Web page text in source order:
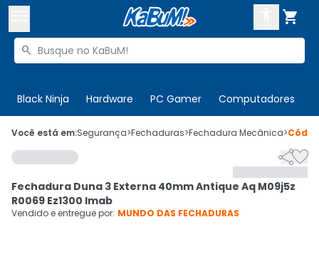

Buscar produtos

Black Ninja Hardware PC Gamer Computadores
 Olá. Acesse sua conta
 Departamentos
Cupons
CADASTRE-SE
Você está em:Segurança>Fechaduras>Fechadura Mecânica>

Fechadura Duna 3 Externa 40mm Antique Aq M09j5z
R0069 Ez1300 Imab
Vendido e entregue por: MUNDO DAS FECHADURAS